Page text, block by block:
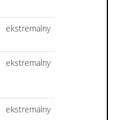
ekstremalny
ekstremalny
ekstremalny